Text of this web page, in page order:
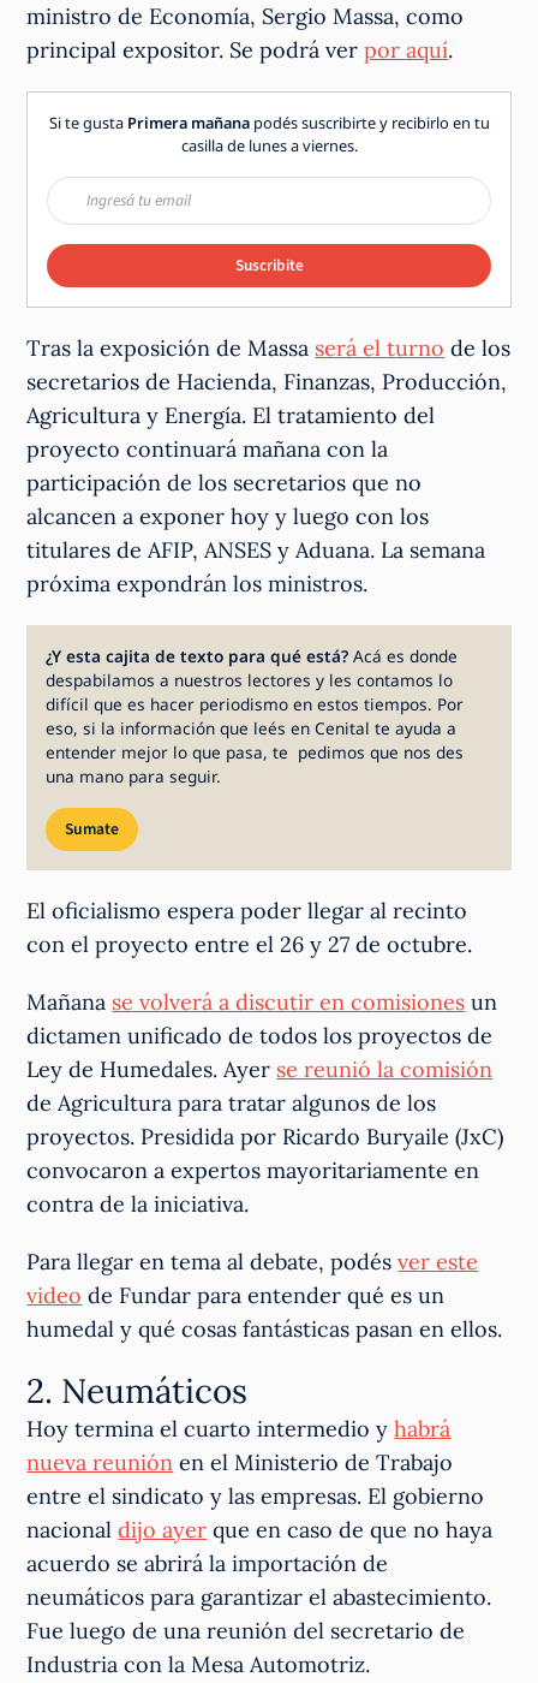
ministro de Economía, Sergio Massa, como
principal expositor. Se podrá verpor aquí.
Si te gusta Primera mañanapodés suscribirte y recibirlo en tu
casilla de lunes a viernes.
Suscribite
Tras la exposición de Massa será el turno de los
secretarios de Hacienda, Finanzas, Producción,
Agricultura y Energía. El tratamiento del
proyecto continuará mañana con la
participación de los secretarios que no
alcancen a exponer hoy y luego con los
titulares de AFIP, ANSES y Aduana. La semana
próxima expondrán los ministros.
¿Y esta cajita de texto para qué está?Acá es donde
despabilamos a nuestros lectores y les contamos lo
difícil que es hacer periodismo en estos tiempos. Por
eso, si la información que leés en Cenital te ayuda a
entender mejor lo que pasa, te pedimos que nos des
una mano para seguir.
Sumate
El oficialismo espera poder llegar al recinto
con el proyecto entre el 26 y 27 de octubre.
Mañana se volverá a discutir en comisiones un
dictamen unificado de todos los proyectos de
Ley de Humedales. Ayer se reunió la comisión
de Agricultura para tratar algunos de los
proyectos. Presidida por Ricardo Buryaile (JxC)
convocaron a expertos mayoritariamente en
contra de la iniciativa.
Para llegar en tema al debate, podésver este
video de Fundar para entender qué es un
humedal y qué cosas fantásticas pasan en ellos.
2. Neumáticos
Hoy termina el cuarto intermedio yhabrá
nueva reunión en el Ministerio de Trabajo
entre el sindicato y las empresas. El gobierno
nacionaldijo ayer que en caso de que no haya
acuerdo se abrirá la importación de
neumáticos para garantizar el abastecimiento.
Fue luego de una reunión del secretario de
Industria con la Mesa Automotriz.